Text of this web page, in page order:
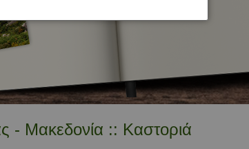
Κεντρική Μακεδονία
Πιερία
Φλώρινα
Ηλεία
Μεσσηνία
Αττική
Εύβοια
Ευρυτανία
Φθιώτιδα
- Μακεδονία :: Καστοριά